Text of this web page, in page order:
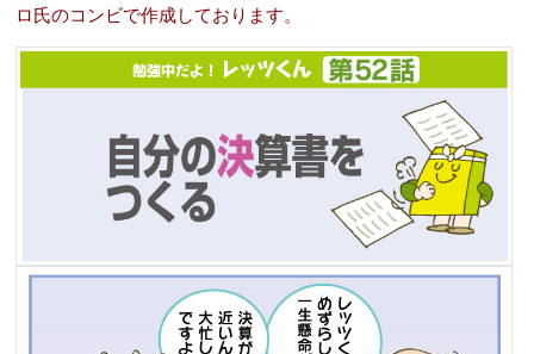
ロ氏のコンビで作成しております。